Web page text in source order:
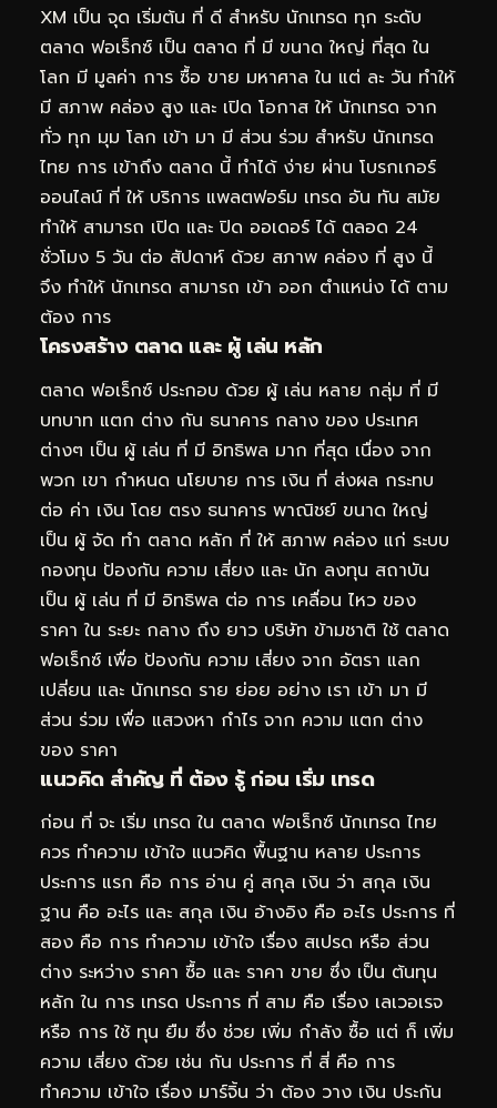
XM เป็น จุด เริ่มต้น ที่ ดี สำหรับ นักเทรด ทุก ระดับ
ตลาด ฟอเร็กซ์ เป็น ตลาด ที่ มี ขนาด ใหญ่ ที่สุด ใน
โลก มี มูลค่า การ ซื้อ ขาย มหาศาล ใน แต่ ละ วัน ทำให้
มี สภาพ คล่อง สูง และ เปิด โอกาส ให้ นักเทรด จาก
ทั่ว ทุก มุม โลก เข้า มา มี ส่วน ร่วม สำหรับ นักเทรด
ไทย การ เข้าถึง ตลาด นี้ ทำได้ ง่าย ผ่าน โบรกเกอร์
ออนไลน์ ที่ ให้ บริการ แพลตฟอร์ม เทรด อัน ทัน สมัย
ทำให้ สามารถ เปิด และ ปิด ออเดอร์ ได้ ตลอด 24
ชั่วโมง 5 วัน ต่อ สัปดาห์ ด้วย สภาพ คล่อง ที่ สูง นี้
จึง ทำให้ นักเทรด สามารถ เข้า ออก ตำแหน่ง ได้ ตาม
ต้อง การ
โครงสร้าง ตลาด และ ผู้ เล่น หลัก
ตลาด ฟอเร็กซ์ ประกอบ ด้วย ผู้ เล่น หลาย กลุ่ม ที่ มี
บทบาท แตก ต่าง กัน ธนาคาร กลาง ของ ประเทศ
ต่างๆ เป็น ผู้ เล่น ที่ มี อิทธิพล มาก ที่สุด เนื่อง จาก
พวก เขา กำหนด นโยบาย การ เงิน ที่ ส่งผล กระทบ
ต่อ ค่า เงิน โดย ตรง ธนาคาร พาณิชย์ ขนาด ใหญ่
เป็น ผู้ จัด ทำ ตลาด หลัก ที่ ให้ สภาพ คล่อง แก่ ระบบ
กองทุน ป้องกัน ความ เสี่ยง และ นัก ลงทุน สถาบัน
เป็น ผู้ เล่น ที่ มี อิทธิพล ต่อ การ เคลื่อน ไหว ของ
ราคา ใน ระยะ กลาง ถึง ยาว บริษัท ข้ามชาติ ใช้ ตลาด
ฟอเร็กซ์ เพื่อ ป้องกัน ความ เสี่ยง จาก อัตรา แลก
เปลี่ยน และ นักเทรด ราย ย่อย อย่าง เรา เข้า มา มี
ส่วน ร่วม เพื่อ แสวงหา กำไร จาก ความ แตก ต่าง
ของ ราคา
แนวคิด สำคัญ ที่ ต้อง รู้ ก่อน เริ่ม เทรด
ก่อน ที่ จะ เริ่ม เทรด ใน ตลาด ฟอเร็กซ์ นักเทรด ไทย
ควร ทำความ เข้าใจ แนวคิด พื้นฐาน หลาย ประการ
ประการ แรก คือ การ อ่าน คู่ สกุล เงิน ว่า สกุล เงิน
ฐาน คือ อะไร และ สกุล เงิน อ้างอิง คือ อะไร ประการ ที่
สอง คือ การ ทำความ เข้าใจ เรื่อง สเปรด หรือ ส่วน
ต่าง ระหว่าง ราคา ซื้อ และ ราคา ขาย ซึ่ง เป็น ต้นทุน
หลัก ใน การ เทรด ประการ ที่ สาม คือ เรื่อง เลเวอเรจ
หรือ การ ใช้ ทุน ยืม ซึ่ง ช่วย เพิ่ม กำลัง ซื้อ แต่ ก็ เพิ่ม
ความ เสี่ยง ด้วย เช่น กัน ประการ ที่ สี่ คือ การ
ทำความ เข้าใจ เรื่อง มาร์จิ้น ว่า ต้อง วาง เงิน ประกัน